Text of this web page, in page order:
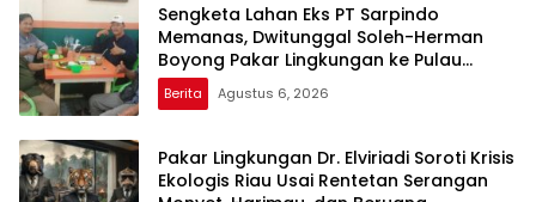
Sengketa Lahan Eks PT Sarpindo
Memanas, Dwitunggal Soleh-Herman
Boyong Pakar Lingkungan ke Pulau
Rupat
Berita Agustus 6, 2026
Pakar Lingkungan Dr. Elviriadi Soroti Krisis
Ekologis Riau Usai Rentetan Serangan